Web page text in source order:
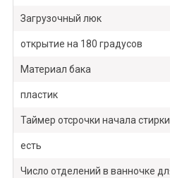
Загрузочный люк
открытие на 180 градусов
Материал бака
пластик
Таймер отсрочки начала стирки
есть
Число отделений в ванночке